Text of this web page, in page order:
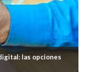
las opciones